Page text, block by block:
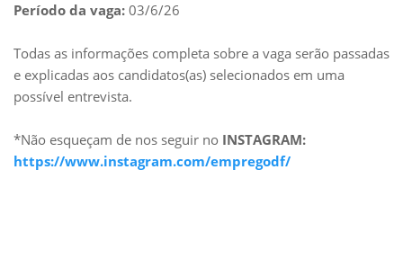
Período da vaga: 03/6/26
Todas as informações completa sobre a vaga serão passadas
e explicadas aos candidatos(as) selecionados em uma
possível entrevista.
*Não esqueçam de nos seguir no INSTAGRAM:
https://www.instagram.com/empregodf/